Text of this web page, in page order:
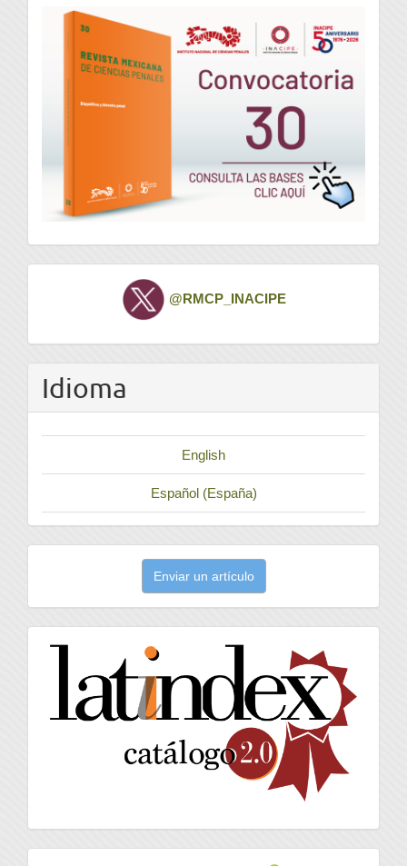
convocatoria
Twitter @RMCP_INACIPE
Idioma
English
Español (España)
artículo
Enviar un artículo
latindex